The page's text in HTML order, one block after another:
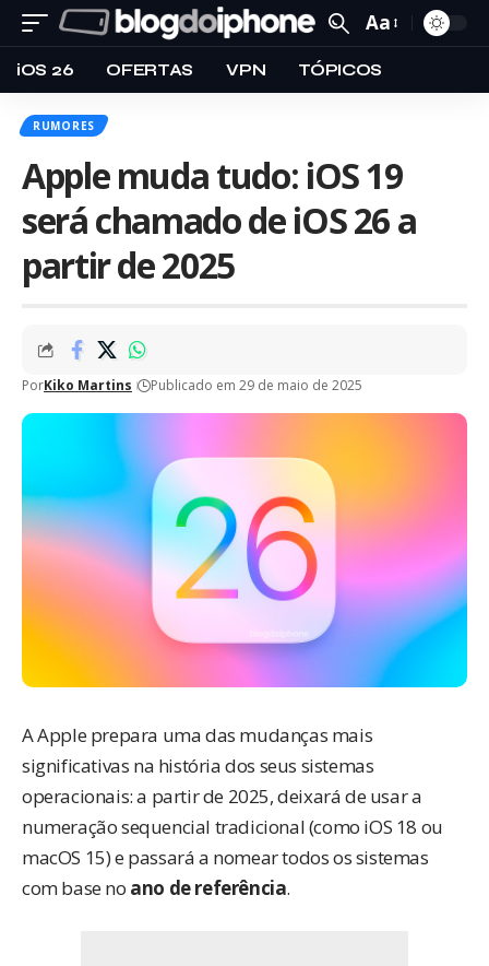
Aa
iOS 26 OFERTAS VPN TÓPICOS
RUMORES
Apple muda tudo: iOS 19
será chamado de iOS 26 a
partir de 2025
PorKiko Martins Publicado em 29 de maio de 2025
A Apple prepara uma das mudanças mais
significativas na história dos seus sistemas
operacionais: a partir de 2025, deixará de usar a
numeração sequencial tradicional (como iOS 18 ou
macOS 15) e passará a nomear todos os sistemas
com base no ano de referência.